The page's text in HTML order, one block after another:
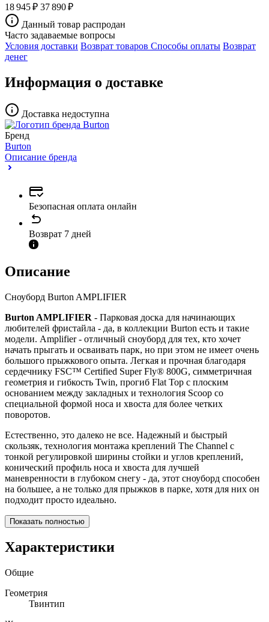
18 945 ₽ 37 890 ₽
Данный товар распродан
Часто задаваемые вопросы
Условия доставки Возврат товаров Способы оплаты Возврат
денег
Информация о доставке
Доставка недоступна
Бренд
Burton
Описание бренда
Безопасная оплата онлайн
Возврат 7 дней
Описание
Сноуборд Burton AMPLIFIER
Burton AMPLIFIER - Парковая доска для начинающих
любителей фристайла - да, в коллекции Burton есть и такие
модели. Amplifier - отличный сноуборд для тех, кто хочет
начать прыгать и осваивать парк, но при этом не имеет очень
большого прыжкового опыта. Легкая и прочная благодаря
сердечнику FSC™ Certified Super Fly® 800G, симметричная
геометрия и гибкость Twin, прогиб Flat Top с плоским
основанием между закладных и технология Scoop со
специальной формой носа и хвоста для более четких
поворотов.
Естественно, это далеко не все. Надежный и быстрый
скользяк, технология монтажа креплений The Channel с
тонкой регулировкой ширины стойки и углов креплений,
конический профиль носа и хвоста для лучшей
маневренности в глубоком снегу - да, этот сноуборд способен
на большее, а не только для прыжков в парке, хотя для них он
подходит просто идеально.
Показать полностью
Характеристики
Общие
Геометрия
Твинтип